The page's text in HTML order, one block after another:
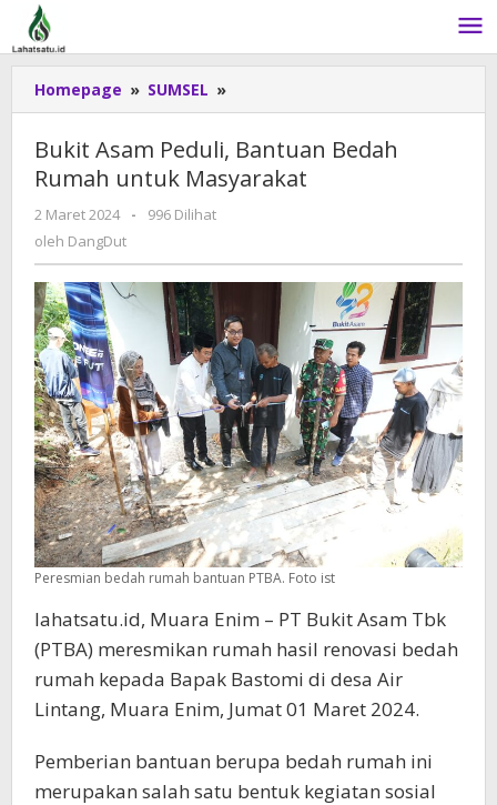
Lewati
konten
Homepage » SUMSEL »
Asam
Bantuan
Bedah
Bukit Asam Peduli, Bantuan Bedah
Rumah untuk Masyarakat
2 Maret 2024
oleh
-
996 Dilihat
oleh DangDut
Peresmian bedah rumah bantuan PTBA. Foto ist
lahatsatu.id, Muara Enim – PT Bukit Asam Tbk
(PTBA) meresmikan rumah hasil renovasi bedah
rumah kepada Bapak Bastomi di desa Air
Lintang, Muara Enim, Jumat 01 Maret 2024.
Pemberian bantuan berupa bedah rumah ini
merupakan salah satu bentuk kegiatan sosial